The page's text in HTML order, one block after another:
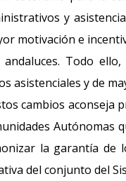
y
motivación e
Todo
asistenciales y de
cambios aconseja
Autónomas
la garantía de
del conjunto del